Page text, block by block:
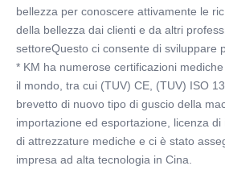
bellezza per conoscere attivamente le
della bellezza dai clienti e da altri
settoreQuesto ci consente di sviluppare
* KM ha numerose certificazioni
il mondo, tra cui (TUV) CE, (TUV) ISO
brevetto di nuovo tipo di guscio della
importazione ed esportazione, licenza
di attrezzature mediche e ci è stato
impresa ad alta tecnologia in Cina.